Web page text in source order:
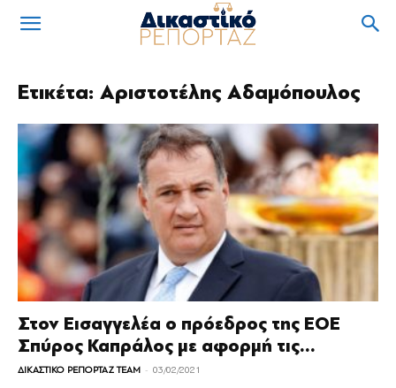
Ετικέτα: Αριστοτέλης Αδαμόπουλος
Στον Εισαγγελέα ο πρόεδρος της ΕΟΕ
Σπύρος Καπράλος με αφορμή τις...
ΔΙΚΑΣΤΙΚΟ ΡΕΠΟΡΤΑΖ TEAM - 03/02/2021